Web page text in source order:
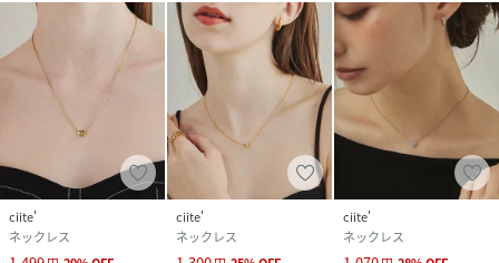
ciite'
ネックレス
ciite'
ネックレス
ciite'
ネックレス